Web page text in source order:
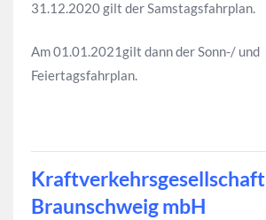
31.12.2020 gilt der Samstagsfahrplan.
Am 01.01.2021gilt dann der Sonn-/ und
Feiertagsfahrplan.
Kraftverkehrsgesellschaft
Braunschweig mbH